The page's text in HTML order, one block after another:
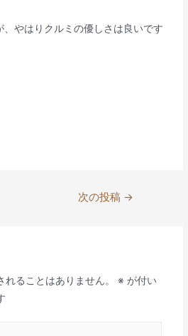
やはりクルミの優しさは良いです
次の投稿 →
ることはありません。 ※ が付い